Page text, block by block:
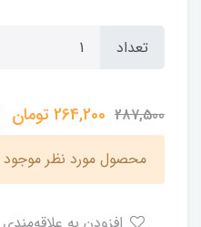
تعداد
287,500
264,200تومان
محصول مورد نظر